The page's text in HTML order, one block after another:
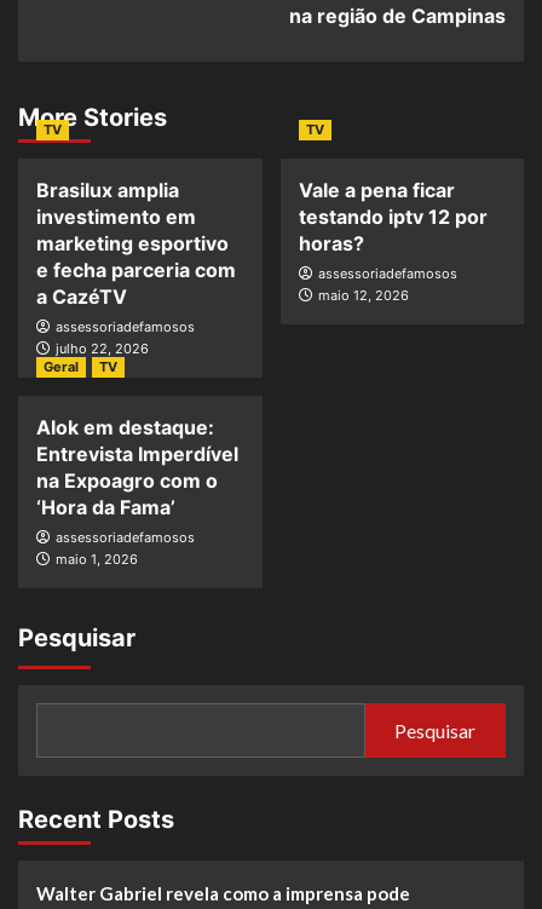
na região de Campinas
More Stories
TV
Brasilux amplia
investimento em
marketing esportivo
e fecha parceria com
a CazéTV
assessoriadefamosos
julho 22, 2026
TV
Vale a pena ficar
testando iptv 12 por
horas?
assessoriadefamosos
maio 12, 2026
Geral TV
Alok em destaque:
Entrevista Imperdível
na Expoagro com o
‘Hora da Fama’
assessoriadefamosos
maio 1, 2026
Pesquisar
Pesquisar
Recent Posts
Walter Gabriel revela como a imprensa pode